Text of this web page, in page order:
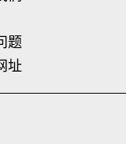
题
址